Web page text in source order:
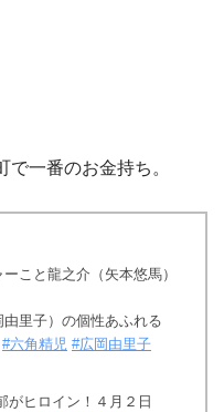
一番のお金持ち。
こと龍之介（矢本悠馬）
里子）の個性あふれる
#六角精児 #広岡由里子
ヒロイン！４月２日